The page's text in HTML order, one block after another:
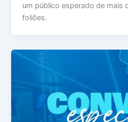
um público esperado de mais
foliões.